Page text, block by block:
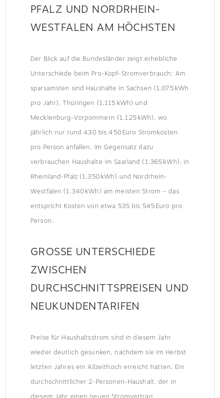
PFALZ UND NORDRHEIN-
WESTFALEN AM HÖCHSTEN
Der Blick auf die Bundesländer zeigt erhebliche
Unterschiede beim Pro-Kopf-Stromverbrauch: Am
sparsamsten sind Haushalte in Sachsen (1.075 kWh
pro Jahr), Thüringen (1.115 kWh) und
Mecklenburg-Vorpommern (1.125 kWh), wo
jährlich nur rund 430 bis 450 Euro Stromkosten
pro Person anfallen. Im Gegensatz dazu
verbrauchen Haushalte im Saarland (1.365 kWh), in
Rheinland-Pfalz (1.350 kWh) und Nordrhein-
Westfalen (1.340 kWh) am meisten Strom – das
entspricht Kosten von etwa 535 bis 545 Euro pro
Person.
GROSSE UNTERSCHIEDE Z
WISCHEN D
URCHSCHNITTSPREISEN UND N
EUKUNDENTARIFEN
Preise für Haushaltsstrom sind in diesem Jahr
wieder deutlich gesunken, nachdem sie im Herbst
letzten Jahres ein Allzeithoch erreicht hatten. Ein
durchschnittlicher 2-Personen-Haushalt, der in